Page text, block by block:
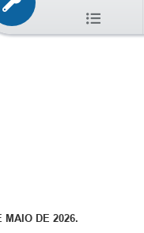
MAIO DE 2026.